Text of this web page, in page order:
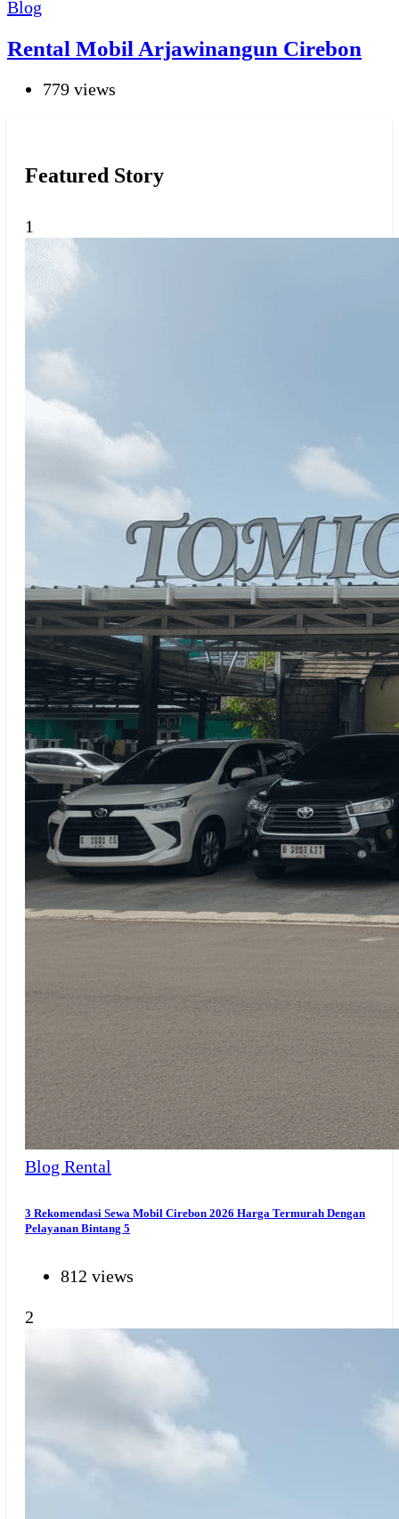
Blog
Rental Mobil Arjawinangun Cirebon
779 views
Featured Story
1
Blog Rental
3 Rekomendasi Sewa Mobil Cirebon 2026 Harga Termurah Dengan
Pelayanan Bintang 5
812 views
2